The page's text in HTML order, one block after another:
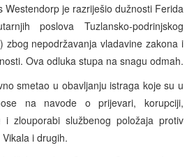
Westendorp je razriješio dužnosti Ferida
poslova Tuzlansko-podrinjskog
zbog nepodržavanja vladavine zakona i
Ova odluka stupa na snagu odmah.
smetao u obavljanju istraga koje su u
na navode o prijevari, korupciji,
i zlouporabi službenog položaja protiv
i drugih.